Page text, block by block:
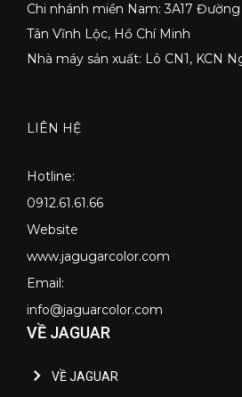
Chi nhánh miền Nam: 3A17 Đường
Tân Vĩnh Lộc, Hồ Chí Minh
Nhà máy sản xuất: Lô CN1, KCN
LIÊN HỆ
Hotline:
0912.61.61.66
Website
www.jagugarcolor.com
Email:
info@jaguarcolor.com
VỀ JAGUAR
VỀ JAGUAR